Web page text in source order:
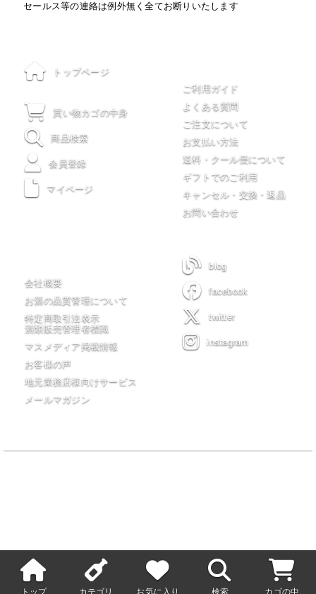
セールス等の連絡は例外無く全てお断りいたします
トップページ
買い物カゴの中身
商品検索
会員登録
マイページ
ご利用ガイド
よくある質問
ご注文について
お支払い方法
送料・クール便について
ギフトでのご利用
キャンセル・交換・返品
お問い合わせ
会社概要
お酒の品質管理について
特定商取引法表示
酒類販売管理者標識
マスメディア掲載情報
お客様の声
地元業務店様向けサービス
メールマガジン
blog
facebook
twitter
instagram
トップ カテゴリ お気に入り 検索 カゴの中